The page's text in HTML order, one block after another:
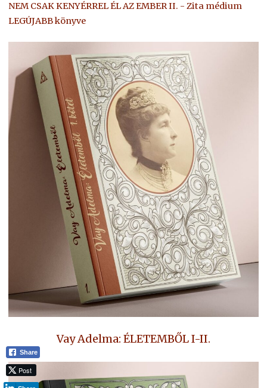
NEM CSAK KENYÉRREL ÉL AZ EMBER II. - Zita médium
LEGÚJABB könyve
Vay Adelma: ÉLETEMBŐL I-II.
Share
Post